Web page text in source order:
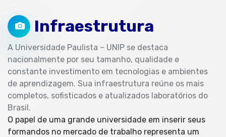
Infraestrutura
A Universidade Paulista – UNIP se destaca
nacionalmente por seu tamanho, qualidade e
constante investimento em tecnologias e ambientes
de aprendizagem. Sua infraestrutura reúne os mais
completos, sofisticados e atualizados laboratórios do
Brasil.
O papel de uma grande universidade em inserir seus
formandos no mercado de trabalho representa um